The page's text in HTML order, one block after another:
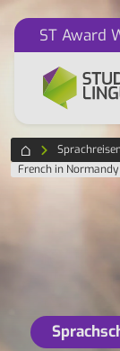
ST Award
French in